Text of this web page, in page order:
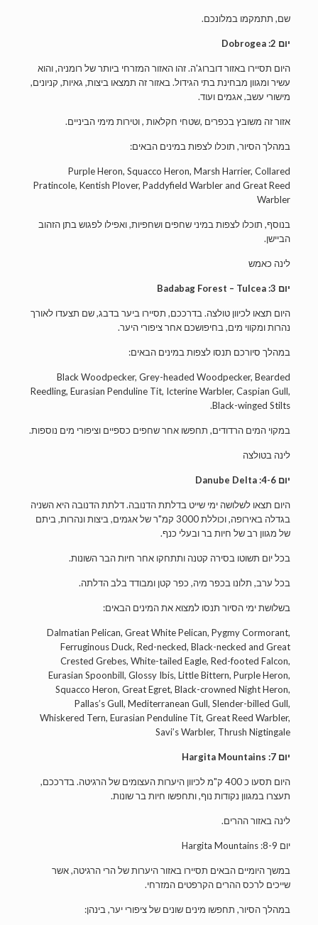
שם, תתמקמו במלונכם.
יום 2: Dobrogea
היום תסיירו באזור דוברוג'ה. זהו האזור המזרחי ביותר של רומניה, והוא
עשיר ומגוון מבחינת בתי הגידול. באזור זה תמצאו ביצות, גאיות, קניונים,
מישורי עשב, אגמים ועוד.
אזור זה משובץ בכפרים ,שטחי חקלאות , וטירות מימי הביניים.
במהלך הסיור, תוכלו לצפות במינים הבאים:
Purple Heron, Squacco Heron, Marsh Harrier, Collared
Pratincole, Kentish Plover, Paddyfield Warbler and Great Reed
Warbler
בנוסף, תוכלו לצפות במיני שחפים ושחפיות, ואפילו לפגוש בתן הזהוב
הביישן.
לינה כאמש
יום 3: Badabag Forest – Tulcea
היום תצאו לכיוון טולצה. בדרככם, תסיירו ביער בדבג, שם תצעדו לאורך
נהרות ומקווי מים, בחיפושכם אחר ציפורי היער.
במהלך סיורכם תנסו לצפות במינים הבאים:
Black Woodpecker, Grey-headed Woodpecker, Bearded
Reedling, Eurasian Penduline Tit, Icterine Warbler, Caspian Gull,
Black-winged Stilts.
במקוי המים הרדודים, תחפשו אחר שחפים כספיים וציפורי מים נוספות.
לינה בטולצה
יום 4-6: Danube Delta
היום תצאו לשלושה ימי שייט בדלתת הדנובה. דלתת הדנובה היא השניה
בגדלה באירופה, וכוללת 3000 קמ"ר של אגמים, ביצות ונהרות, ביתם
של מגוון רב של חיות בר ובעלי כנף.
בכל יום תשוטו בסירה קטנה ותתחקו אחר חיות הבר השונות.
בכל ערב, תלונו בכפר מיה, כפר קטן ומבודד בלב הדלתה.
בשלושת ימי הסיור תנסו למצוא את המינים הבאים:
Dalmatian Pelican, Great White Pelican, Pygmy Cormorant,
Ferruginous Duck, Red-necked, Black-necked and Great
Crested Grebes, White-tailed Eagle, Red-footed Falcon,
Eurasian Spoonbill, Glossy Ibis, Little Bittern, Purple Heron,
Squacco Heron, Great Egret, Black-crowned Night Heron,
Pallas’s Gull, Mediterranean Gull, Slender-billed Gull,
Whiskered Tern, Eurasian Penduline Tit, Great Reed Warbler,
Savi’s Warbler, Thrush Nigtingale
יום 7: Hargita Mountains
היום תסעו כ 400 ק"מ לכיוון היערות העצומים של הרגיטה. בדרככם,
תעצרו במגוון נקודות נוף, ותחפשו חיות בר שונות.
לינה באזור ההרים.
יום 8-9: Hargita Mountains
במשך היומיים הבאים תסיירו באזור היערות של הרי הרגיטה, אשר
שייכים לרכס ההרים הקרפטים המזרחי.
במהלך הסיור, תחפשו מינים שונים של ציפורי יער, בינהן: